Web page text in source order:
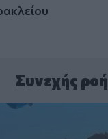
Συνεχής ροή